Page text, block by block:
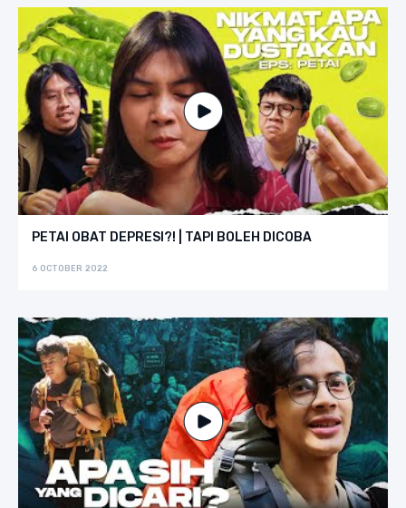
PETAI OBAT DEPRESI?! | TAPI BOLEH DICOBA
6 OCTOBER 2022